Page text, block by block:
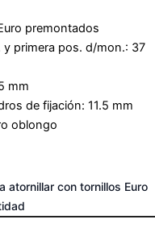
premontados
y primera pos. d/mon.: 37
mm
de fijación: 11.5 mm
oblongo
atornillar con tornillos Euro